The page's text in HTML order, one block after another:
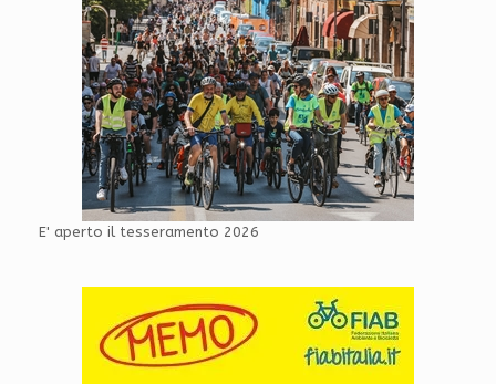
E' aperto il tesseramento 2026